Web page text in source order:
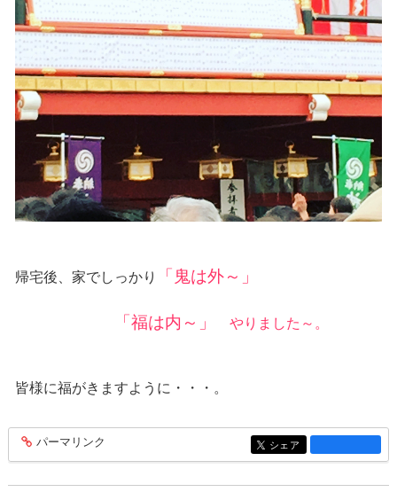
帰宅後、家でしっかり 「鬼は外～」
「福は内～」 やりました～。
皆様に福がきますように・・・。
entry1300
パーマリンク entry1300
シェア